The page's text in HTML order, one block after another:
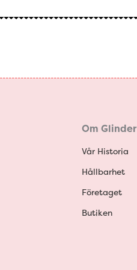
Om Glinder
Vår Historia
Hållbarhet
Företaget
Butiken